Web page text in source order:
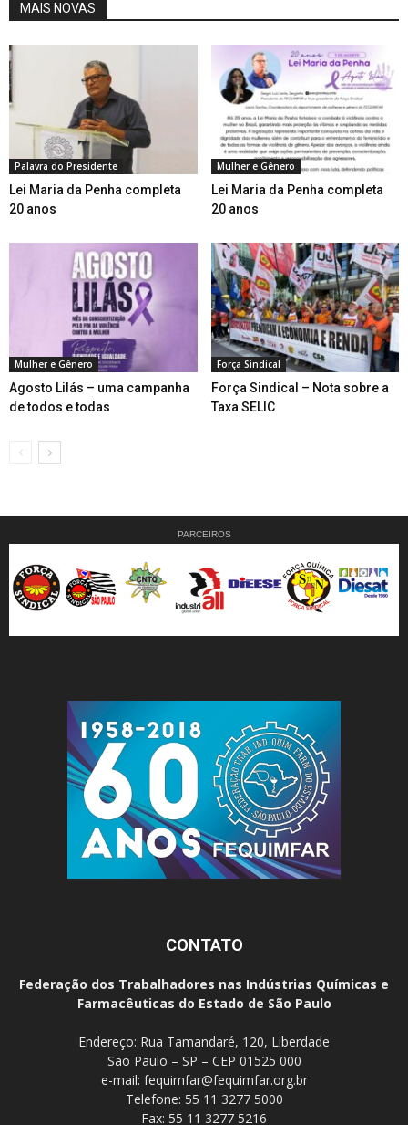
MAIS NOVAS
Palavra do Presidente
Lei Maria da Penha completa
20 anos
Mulher e Gênero
Lei Maria da Penha completa
20 anos
Mulher e Gênero
Agosto Lilás – uma campanha
de todos e todas
Força Sindical
Força Sindical – Nota sobre a
Taxa SELIC
PARCEIROS
CONTATO
Federação dos Trabalhadores nas Indústrias Químicas e
Farmacêuticas do Estado de São Paulo
Endereço: Rua Tamandaré, 120, Liberdade
São Paulo – SP – CEP 01525 000
e-mail: fequimfar@fequimfar.org.br
Telefone: 55 11 3277 5000
Fax: 55 11 3277 5216